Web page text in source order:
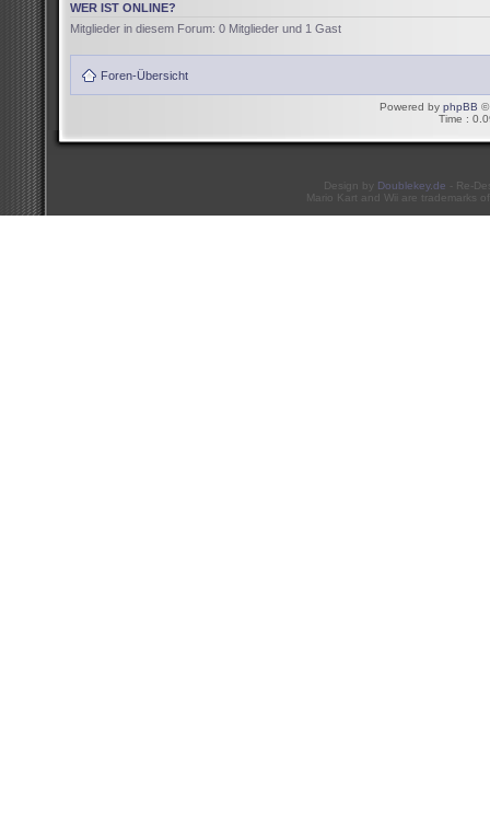
WER IST ONLINE?
Mitglieder in diesem Forum: 0 Mitglieder und 1 Gast
Foren-Übersicht
Powered by phpBB ©
Time :
Design by Doublekey.de - Re-
Mario Kart and Wii are trademarks